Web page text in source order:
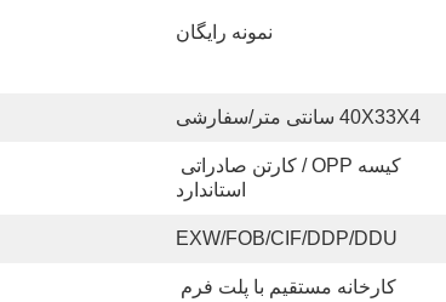
نمونه رایگان
40X33X4 سانتی متر/سفارشی
استاندارد
EXW/FOB/CIF/DDP/DDU